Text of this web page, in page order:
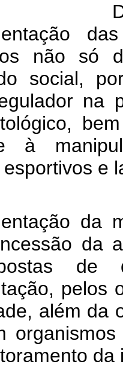
não só
social,
na
à
e
da
da
pelos
além da